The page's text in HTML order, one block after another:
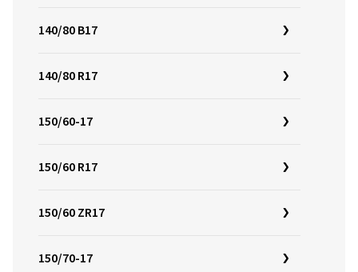
140/80 B17
140/80 R17
150/60-17
150/60 R17
150/60 ZR17
150/70-17